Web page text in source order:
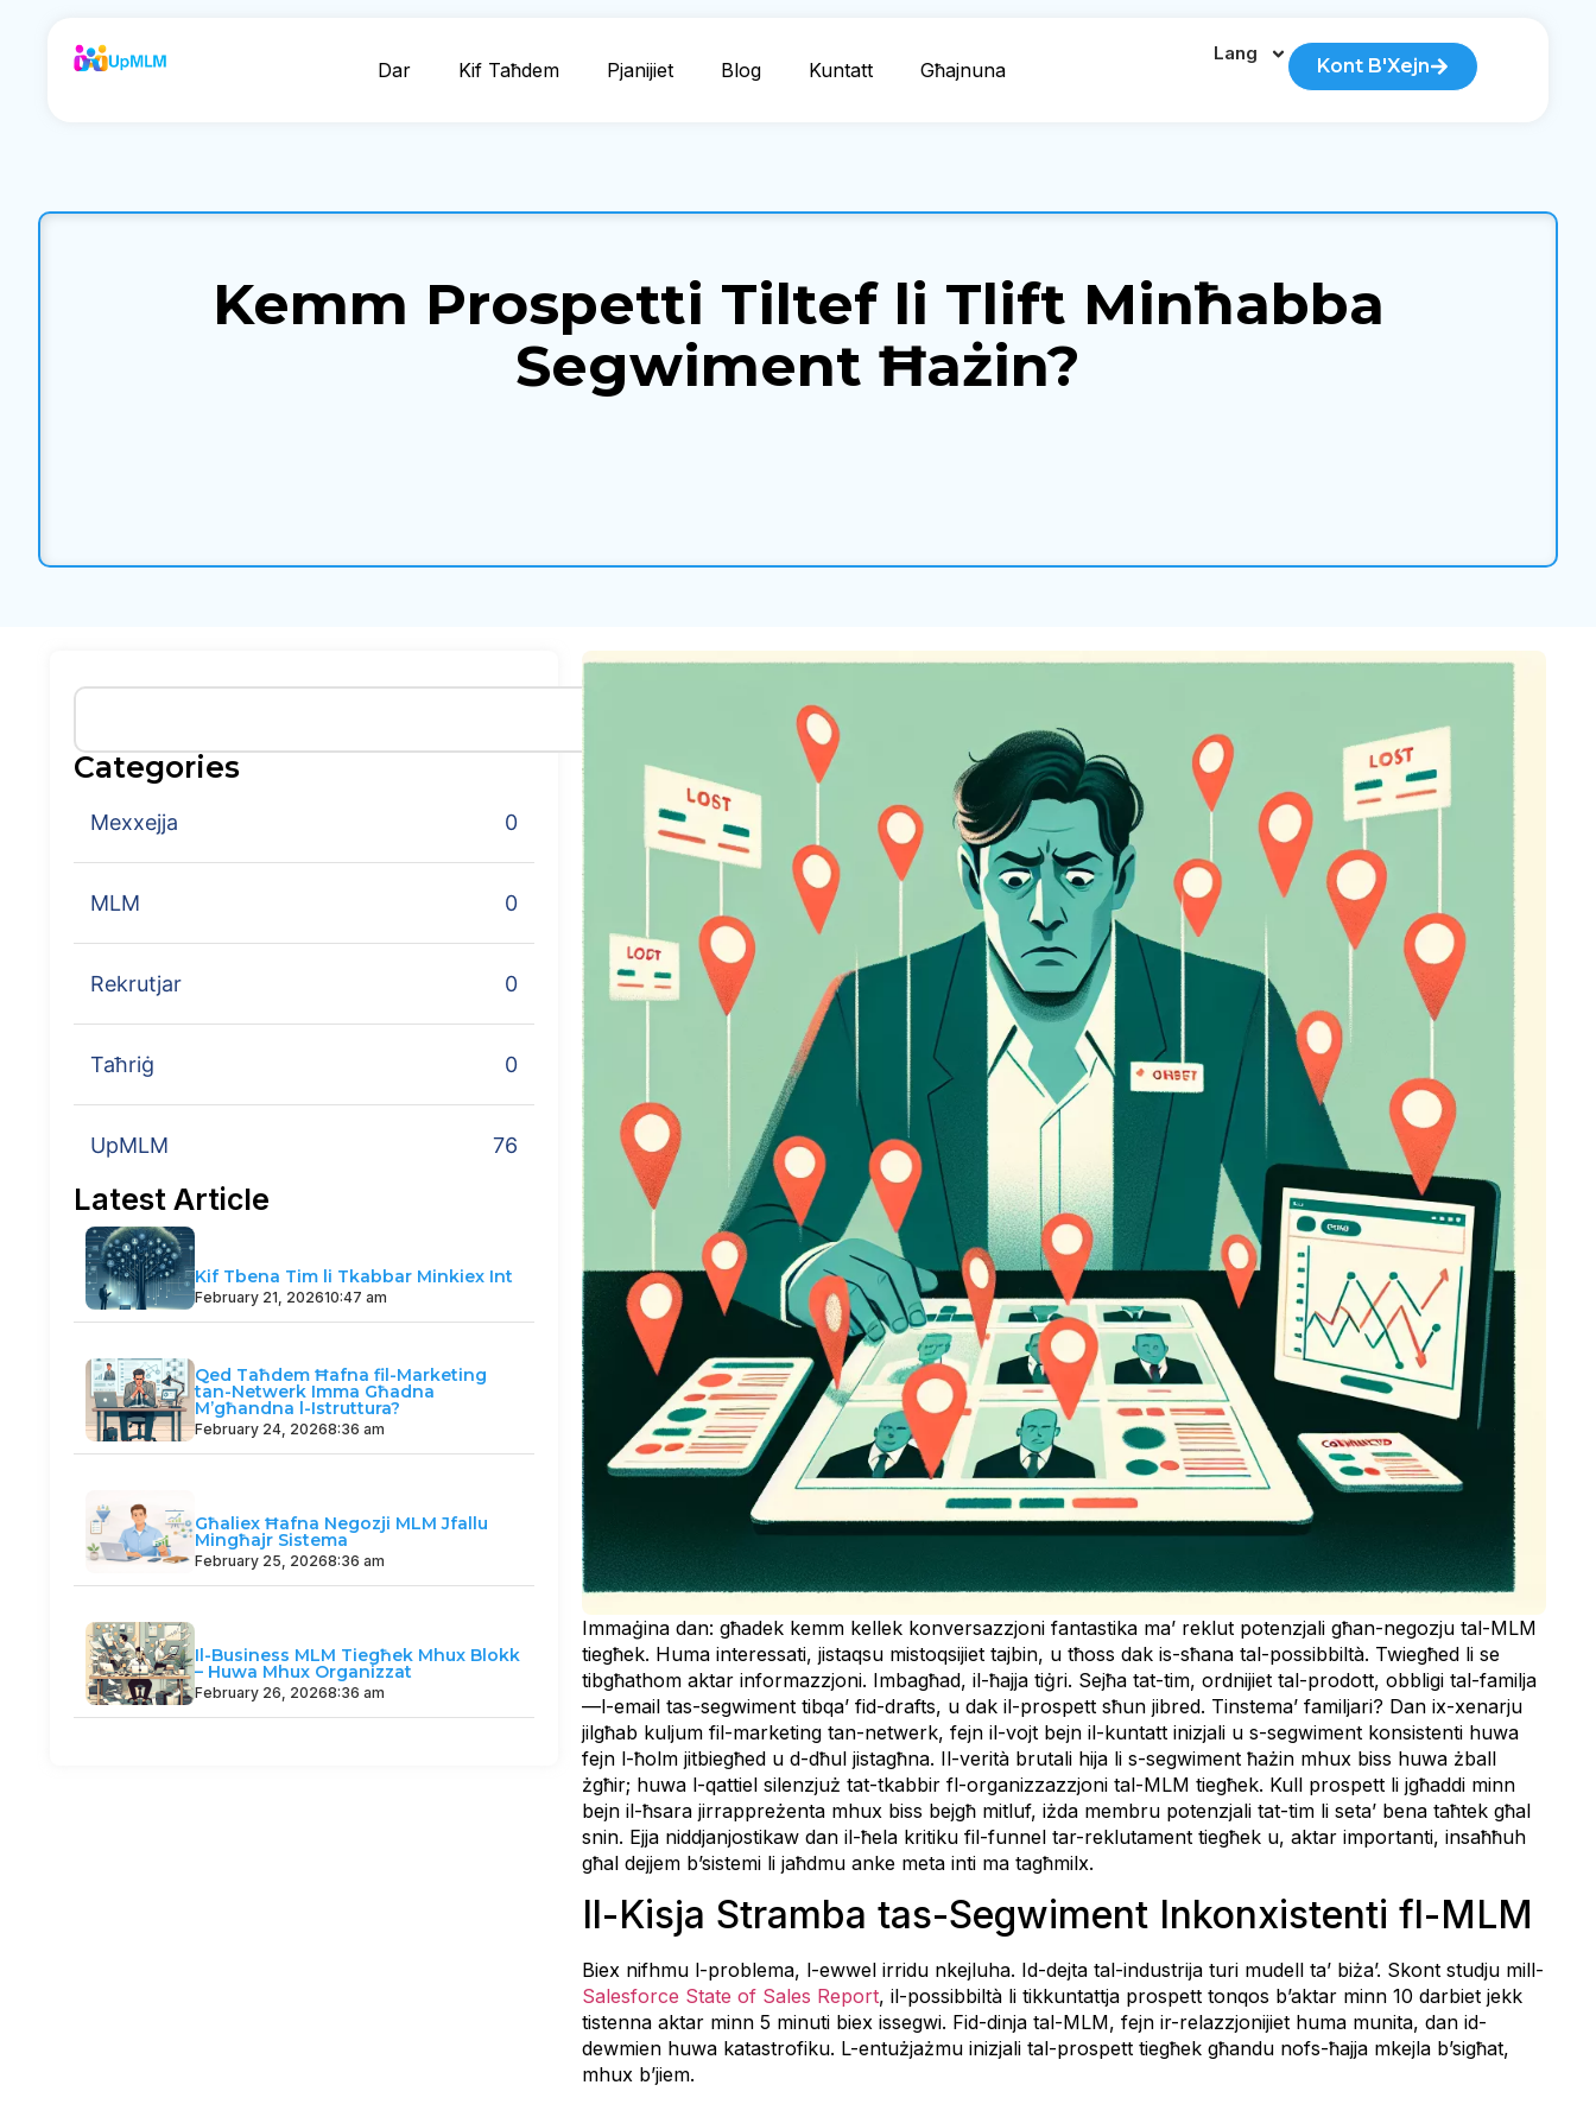
Dar Kif Taħdem Pjanijiet Blog Kuntatt Għajnuna
Lang
Kont B'Xejn
Kemm Prospetti Tiltef li Tlift Minħabba
Segwiment Ħażin?
Categories
Mexxejja 0
MLM 0
Rekrutjar 0
Taħriġ 0
UpMLM 76
Latest Article
February 21, 202610:47 am
Kif Tbena Tim li Tkabbar Minkiex Int
February 24, 20268:36 am
Qed Taħdem Ħafna fil-Marketing
tan-Netwerk Imma Għadna
M’għandna l-Istruttura?
February 25, 20268:36 am
Għaliex Ħafna Negozji MLM Jfallu
Mingħajr Sistema
February 26, 20268:36 am
Il-Business MLM Tiegħek Mhux Blokk
– Huwa Mhux Organizzat
Immaġina dan: għadek kemm kellek konversazzjoni fantastika ma’ reklut potenzjali għan-negozju tal-MLM
tiegħek. Huma interessati, jistaqsu mistoqsijiet tajbin, u tħoss dak is-sħana tal-possibbiltà. Twiegħed li se
tibgħathom aktar informazzjoni. Imbagħad, il-ħajja tiġri. Sejħa tat-tim, ordnijiet tal-prodott, obbligi tal-familja
—l-email tas-segwiment tibqa’ fid-drafts, u dak il-prospett sħun jibred. Tinstema’ familjari? Dan ix-xenarju
jilgħab kuljum fil-marketing tan-netwerk, fejn il-vojt bejn il-kuntatt inizjali u s-segwiment konsistenti huwa
fejn l-ħolm jitbiegħed u d-dħul jistagħna. Il-verità brutali hija li s-segwiment ħażin mhux biss huwa żball
żgħir; huwa l-qattiel silenzjuż tat-tkabbir fl-organizzazzjoni tal-MLM tiegħek. Kull prospett li jgħaddi minn
bejn il-ħsara jirrappreżenta mhux biss bejgħ mitluf, iżda membru potenzjali tat-tim li seta’ bena taħtek għal
snin. Ejja niddjanjostikaw dan il-ħela kritiku fil-funnel tar-reklutament tiegħek u, aktar importanti, insaħħuh
għal dejjem b’sistemi li jaħdmu anke meta inti ma tagħmilx.
Il-Kisja Stramba tas-Segwiment Inkonxistenti fl-MLM
Biex nifhmu l-problema, l-ewwel irridu nkejluha. Id-dejta tal-industrija turi mudell ta’ biża’. Skont studju mill-
Salesforce State of Sales Report, il-possibbiltà li tikkuntattja prospett tonqos b’aktar minn 10 darbiet jekk
tistenna aktar minn 5 minuti biex issegwi. Fid-dinja tal-MLM, fejn ir-relazzjonijiet huma munita, dan id-
dewmien huwa katastrofiku. L-entużjażmu inizjali tal-prospett tiegħek għandu nofs-ħajja mkejla b’sigħat,
mhux b’jiem.